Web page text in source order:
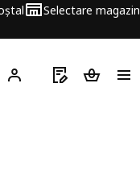
Selectare magazin
Hej! Autentifică-te
Listă deCoșul de